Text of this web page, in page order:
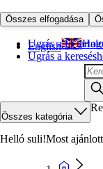
Összes elfogadása
Ugrás a fő
Ugrás a
English
Összes kategória
Helló suli!Most